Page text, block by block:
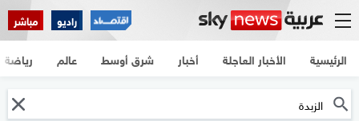
راديو مباشر
الرئيسية الأخبار العاجلة أخبار شرق أوسط عالم رياضة